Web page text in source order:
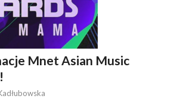
Mnet Asian Music